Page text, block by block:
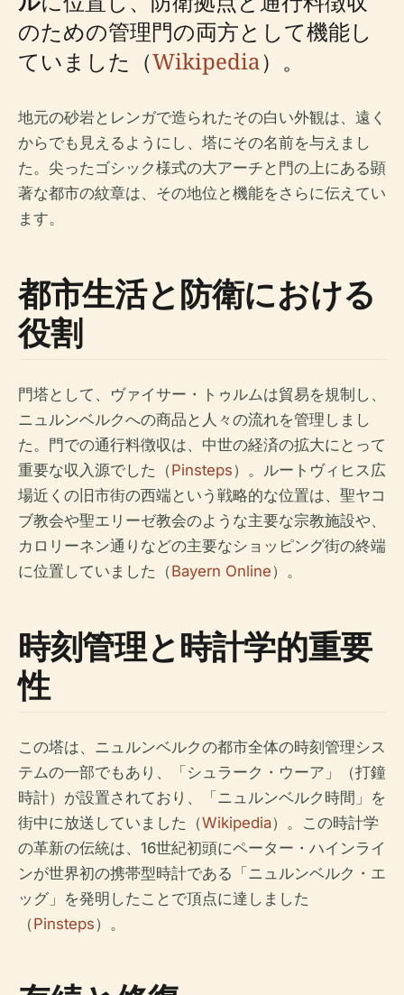
のための管理門の両方として機能し
ていました（Wikipedia）。
地元の砂岩とレンガで造られたその白い外観は、遠く
からでも見えるようにし、塔にその名前を与えまし
た。尖ったゴシック様式の大アーチと門の上にある顕
著な都市の紋章は、その地位と機能をさらに伝えてい
ます。
都市生活と防衛における
役割
門塔として、ヴァイサー・トゥルムは貿易を規制し、
ニュルンベルクへの商品と人々の流れを管理しまし
た。門での通行料徴収は、中世の経済の拡大にとって
重要な収入源でした（Pinsteps）。ルートヴィヒス広
場近くの旧市街の西端という戦略的な位置は、聖ヤコ
ブ教会や聖エリーゼ教会のような主要な宗教施設や、
カロリーネン通りなどの主要なショッピング街の終端
に位置していました（Bayern Online）。
時刻管理と時計学的重要
性
この塔は、ニュルンベルクの都市全体の時刻管理シス
テムの一部でもあり、「シュラーク・ウーア」（打鐘
時計）が設置されており、「ニュルンベルク時間」を
街中に放送していました（Wikipedia）。この時計学
の革新の伝統は、16世紀初頭にペーター・ハインライ
ンが世界初の携帯型時計である「ニュルンベルク・エ
ッグ」を発明したことで頂点に達しました
（Pinsteps）。